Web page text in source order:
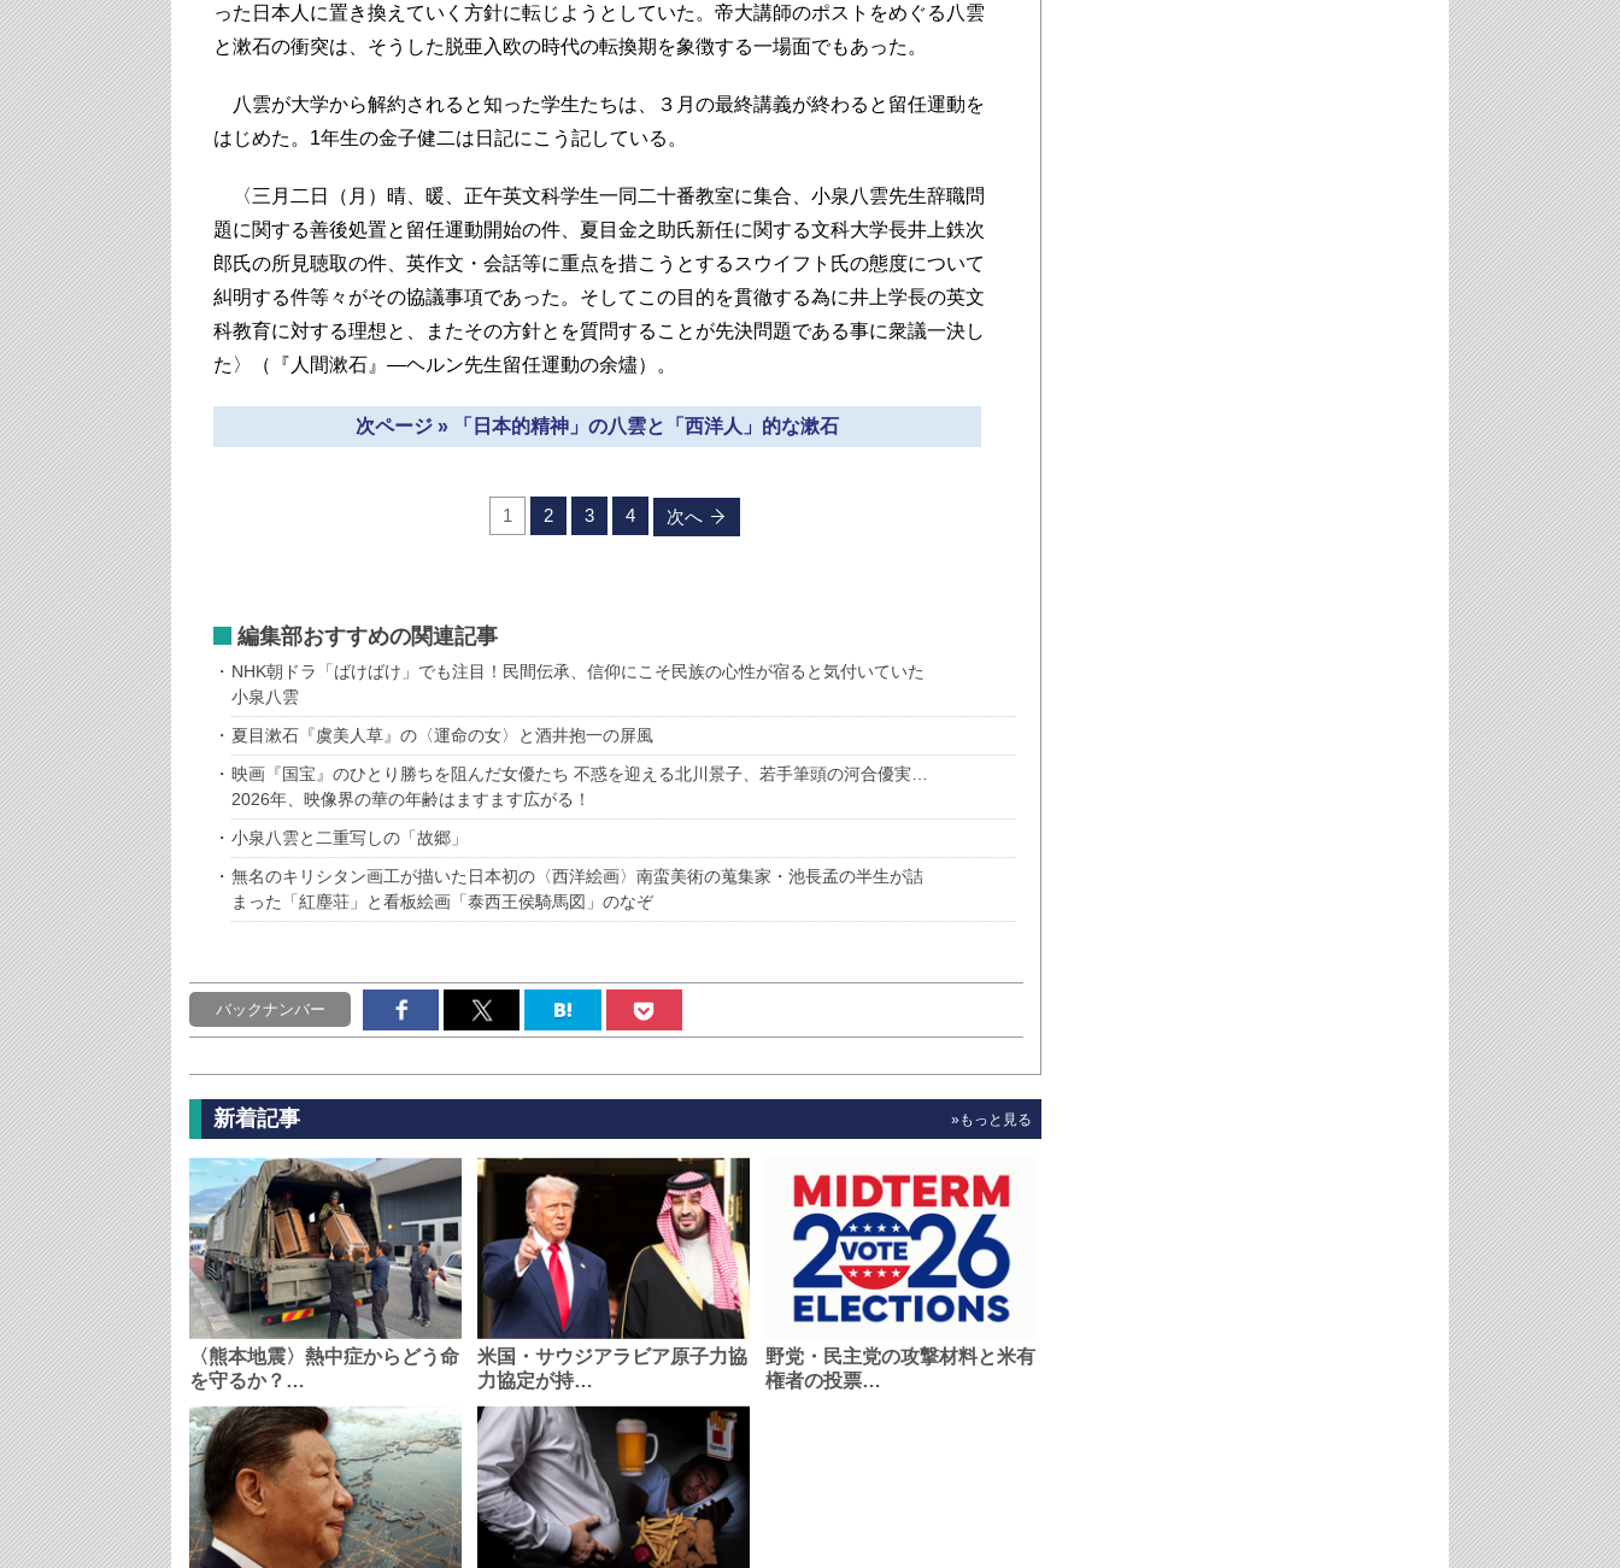
った日本人に置き換えていく方針に転じようとしていた。帝大講師のポストをめぐる八雲
と漱石の衝突は、そうした脱亜入欧の時代の転換期を象徴する一場面でもあった。
八雲が大学から解約されると知った学生たちは、３月の最終講義が終わると留任運動を
はじめた。1年生の金子健二は日記にこう記している。
〈三月二日（月）晴、暖、正午英文科学生一同二十番教室に集合、小泉八雲先生辞職問
題に関する善後処置と留任運動開始の件、夏目金之助氏新任に関する文科大学長井上鉄次
郎氏の所見聴取の件、英作文・会話等に重点を措こうとするスウイフト氏の態度について
糾明する件等々がその協議事項であった。そしてこの目的を貫徹する為に井上学長の英文
科教育に対する理想と、またその方針とを質問することが先決問題である事に衆議一決し
た〉（『人間漱石』―ヘルン先生留任運動の余燼）。
次ページ » 「日本的精神」の八雲と「西洋人」的な漱石
1 2 3 4 次へ
編集部おすすめの関連記事
NHK朝ドラ「ばけばけ」でも注目！民間伝承、信仰にこそ民族の心性が宿ると気付いていた
小泉八雲
夏目漱石『虞美人草』の〈運命の女〉と酒井抱一の屏風
映画『国宝』のひとり勝ちを阻んだ女優たち 不惑を迎える北川景子、若手筆頭の河合優実…
2026年、映像界の華の年齢はますます広がる！
小泉八雲と二重写しの「故郷」
無名のキリシタン画工が描いた日本初の〈西洋絵画〉南蛮美術の蒐集家・池長孟の半生が詰
まった「紅塵荘」と看板絵画「泰西王侯騎馬図」のなぞ
バックナンバー
新着記事 »もっと見る
〈熊本地震〉熱中症からどう命
を守るか？…
米国・サウジアラビア原子力協
力協定が持…
野党・民主党の攻撃材料と米有
権者の投票…